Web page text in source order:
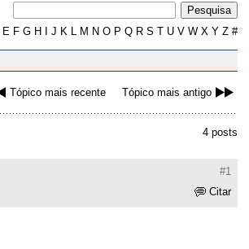
E F G H J K L M N O P Q R S T U V W X Y Z #
Tópico mais recente Tópico mais antigo
4 posts
#1
Citar